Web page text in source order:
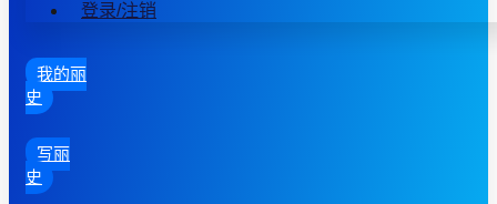
登录/注销
我的丽
史
写丽
史